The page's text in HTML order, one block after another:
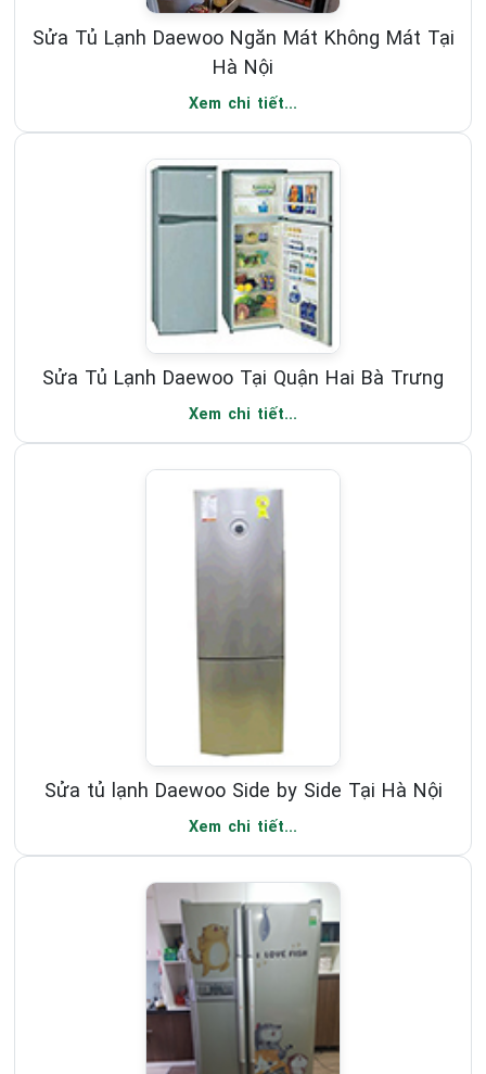
Sửa Tủ Lạnh Daewoo Ngăn Mát Không Mát Tại
Hà Nội
Xem chi tiết...
Sửa Tủ Lạnh Daewoo Tại Quận Hai Bà Trưng
Xem chi tiết...
Sửa tủ lạnh Daewoo Side by Side Tại Hà Nội
Xem chi tiết...